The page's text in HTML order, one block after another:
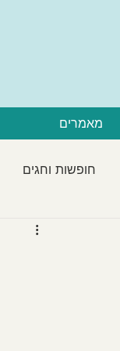
מאמרים
חופשות וחגים